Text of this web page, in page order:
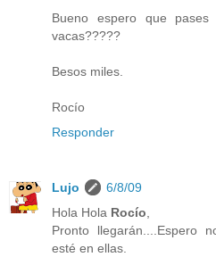
Bueno espero que
vacas?????
Besos miles.
Rocío
Responder
Lujo
6/8/09
Hola Hola Rocío
Pronto llegarán....Espero
esté en ellas.